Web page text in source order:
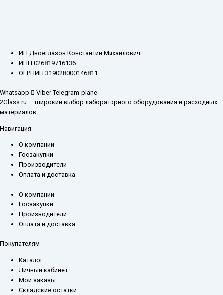
ИП Двоеглазов Константин Михайлович
ИНН 026819716136
ОГРНИП 319028000146811
Whatsapp Viber Telegram-plane
2Glass.ru — широкий выбор лабораторного оборудования и расходных
материалов
Навигация
О компании
Госзакупки
Производители
Оплата и доставка
О компании
Госзакупки
Производители
Оплата и доставка
Покупателям
Каталог
Личный кабинет
Мои заказы
Складские остатки